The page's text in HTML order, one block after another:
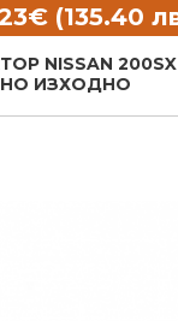
NISSAN 200SX
ИЗХОДНО